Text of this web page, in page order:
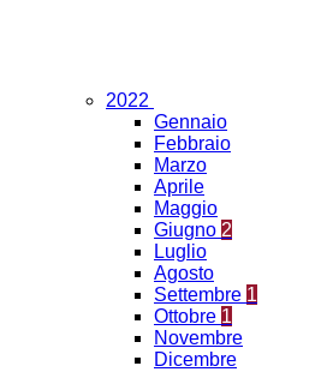
2022
Gennaio
Febbraio
Marzo
Aprile
Maggio
Giugno 2
Luglio
Agosto
Settembre 1
Ottobre 1
Novembre
Dicembre